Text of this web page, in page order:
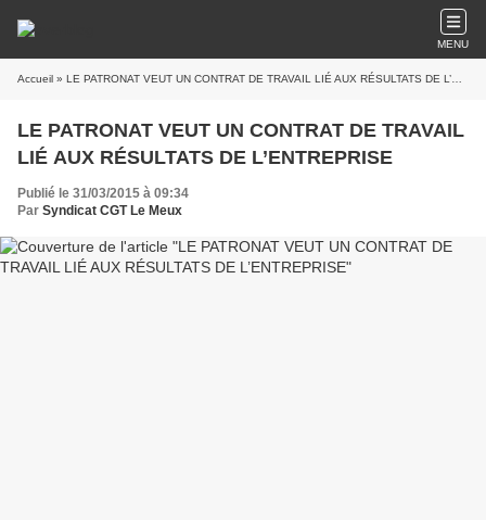
MENU
Accueil » LE PATRONAT VEUT UN CONTRAT DE TRAVAIL LIÉ AUX RÉSULTATS DE L’ENTREPRISE
LE PATRONAT VEUT UN CONTRAT DE TRAVAIL
LIÉ AUX RÉSULTATS DE L’ENTREPRISE
Publié le 31/03/2015 à 09:34
Par Syndicat CGT Le Meux